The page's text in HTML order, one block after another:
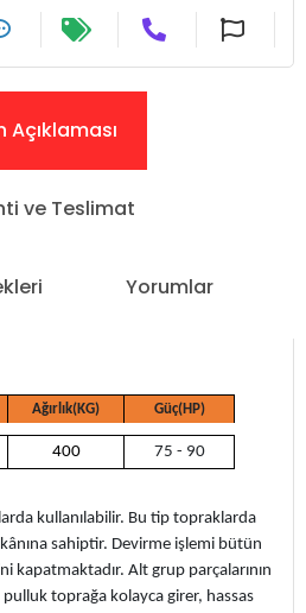
Açıklaması
ve Teslimat
Yorumlar
Ağırlık(KG) Güç(HP)
400 75 - 90
kullanılabilir. Bu tip topraklarda
sahiptir. Devirme işlemi bütün
kapatmaktadır. Alt grup parçalarının
pulluk toprağa kolayca girer, hassas